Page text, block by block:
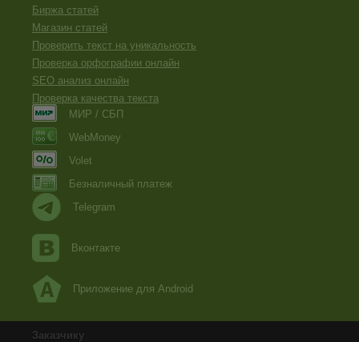
Биржа статей
Магазин статей
Проверить текст на уникальность
Проверка орфографии онлайн
SEO анализ онлайн
Проверка качества текста
МИР / СБП
WebMoney
Volet
Безналичный платеж
Telegram
Вконтакте
Приложение для Android
Заказчику